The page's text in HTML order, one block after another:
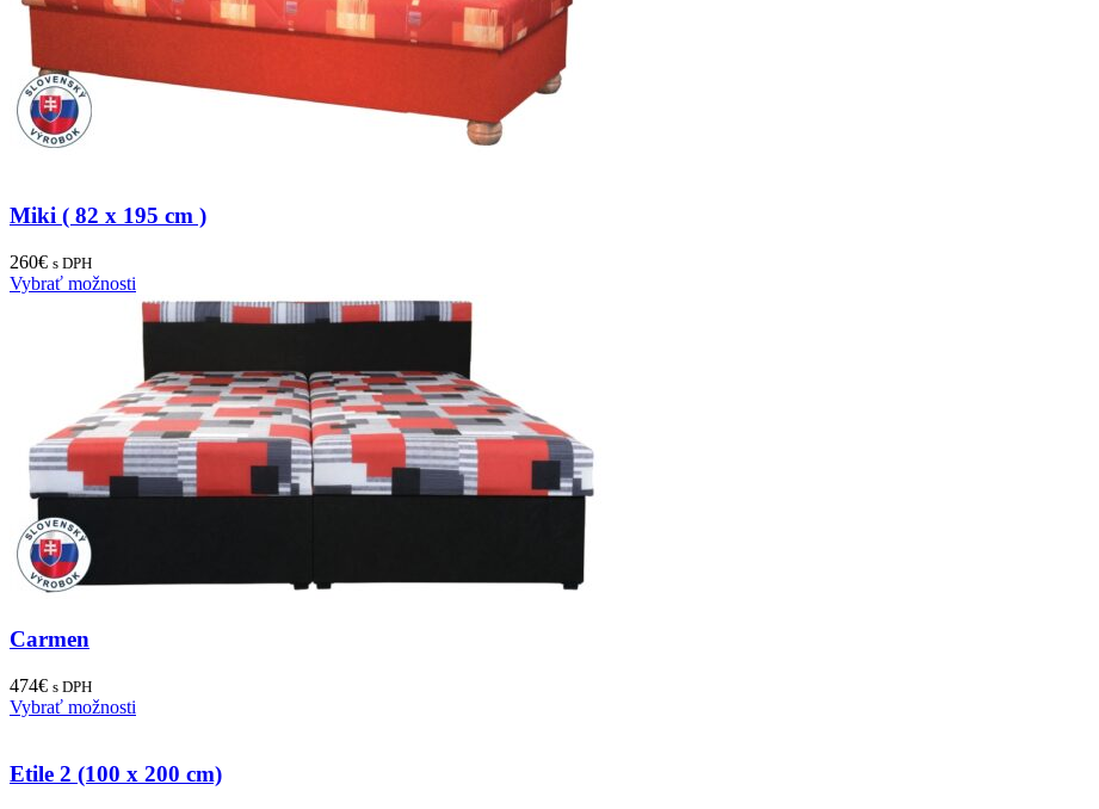
Miki ( 82 x 195 cm )
260€ s DPH
Vybrať možnosti
Carmen
474€ s DPH
Vybrať možnosti
Etile 2 (100 x 200 cm)